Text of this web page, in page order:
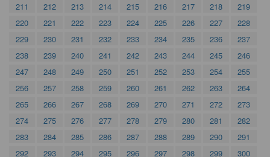
211
212 213 214 215 216 217 218
219
220
221 222 223 224 225 226 227
228
229
230 231 232 233 234 235 236
237
238
239 240 241 242 243 244 245
246
247
248 249 250 251 252 253 254
255
256
257 258 259 260 261 262 263
264
265
266 267 268 269 270 271 272
273
274
275 276 277 278 279 280 281
282
283
284 285 286 287 288 289 290
291
292
293 294 295 296 297 298 299 300